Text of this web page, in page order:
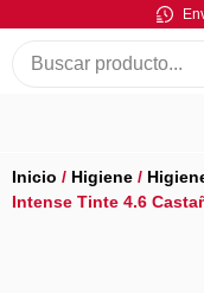
Inicio / Higiene /
Intense Tinte 4.6